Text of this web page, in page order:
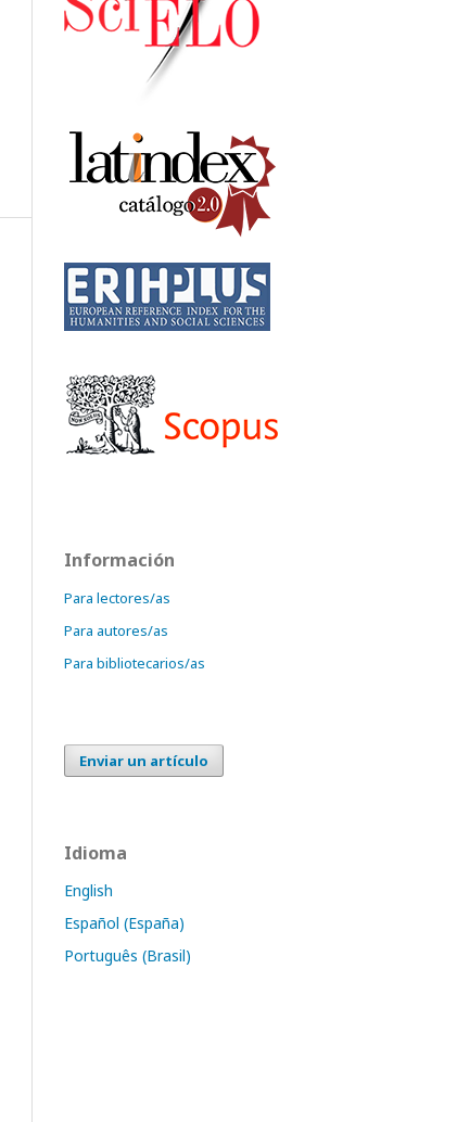
Información
Para lectores/as
Para autores/as
Para bibliotecarios/as
Enviar un artículo
Idioma
English
Español (España)
Português (Brasil)